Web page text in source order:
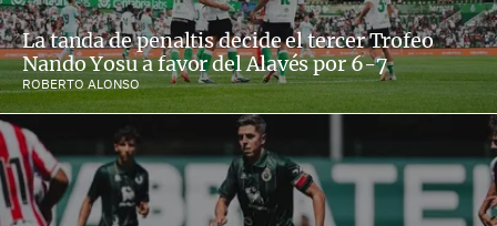
La tanda de penaltis decide el tercer Trofeo
Nando Yosu a favor del Alavés por 6-7
ROBERTO ALONSO